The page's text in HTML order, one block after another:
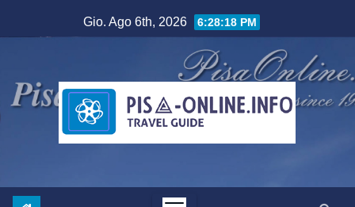
al
Gio. Ago 6th, 2026 6:28:19 PM